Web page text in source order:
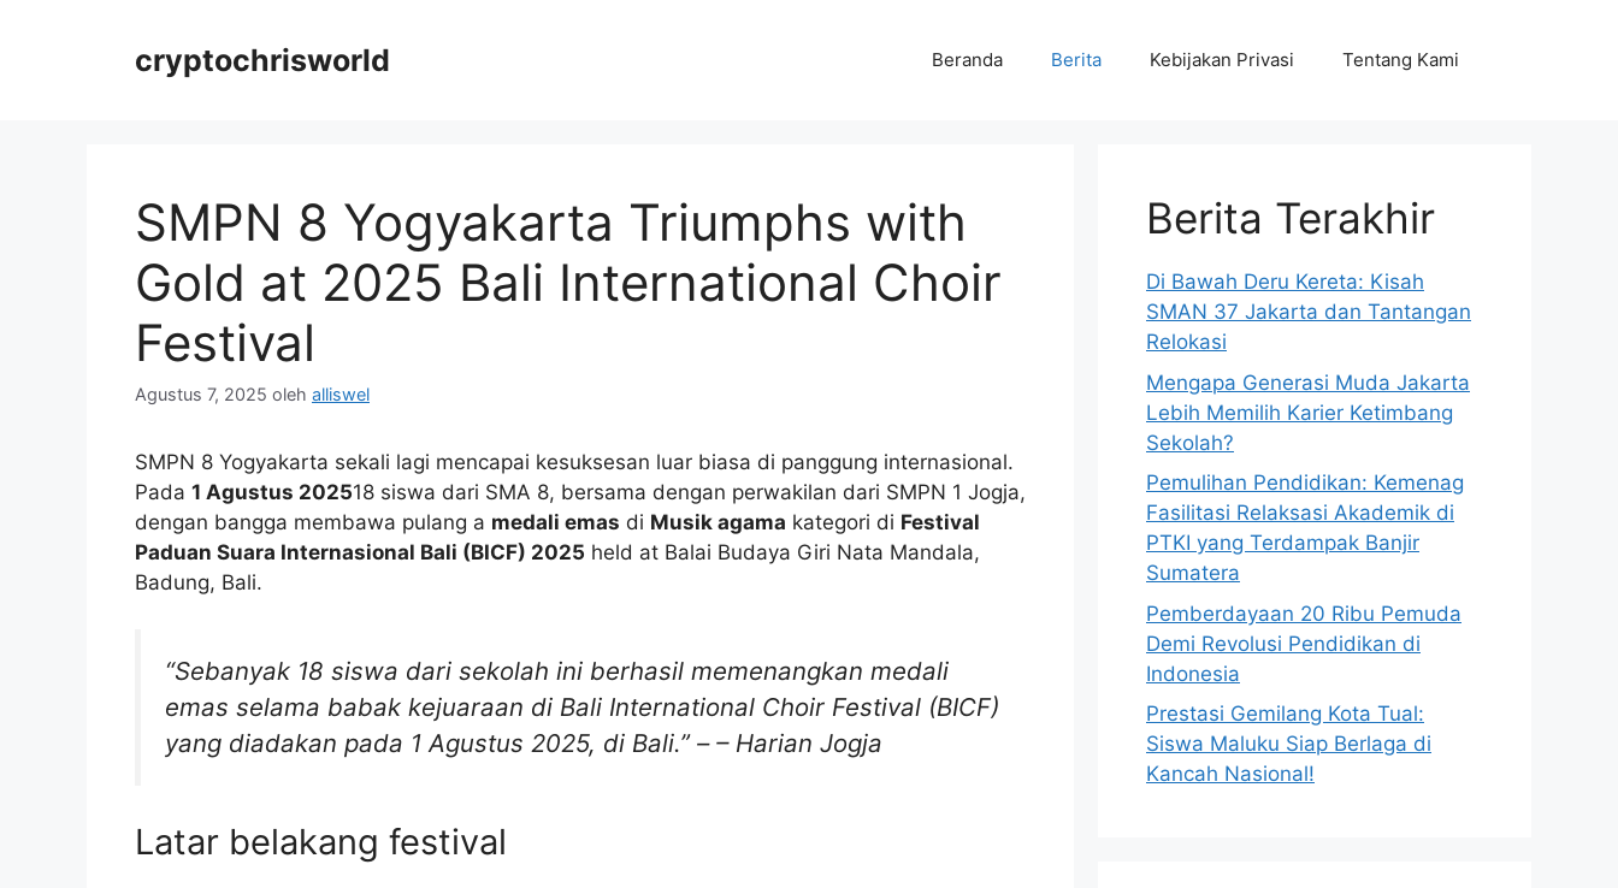
cryptochrisworld Beranda Berita Kebijakan Privasi Tentang Kami
SMPN 8 Yogyakarta Triumphs with
Gold at 2025 Bali International Choir
Festival
Agustus 7, 2025 oleh alliswel
SMPN 8 Yogyakarta sekali lagi mencapai kesuksesan luar biasa di panggung internasional.
Pada 1 Agustus 202518 siswa dari SMA 8, bersama dengan perwakilan dari SMPN 1 Jogja,
dengan bangga membawa pulang a medali emas di Musik agama kategori di Festival
Paduan Suara Internasional Bali (BICF) 2025 held at Balai Budaya Giri Nata Mandala,
Badung, Bali.
“Sebanyak 18 siswa dari sekolah ini berhasil memenangkan medali
emas selama babak kejuaraan di Bali International Choir Festival (BICF)
yang diadakan pada 1 Agustus 2025, di Bali.” – – Harian Jogja
Latar belakang festival
Berita Terakhir
Di Bawah Deru Kereta: Kisah
SMAN 37 Jakarta dan Tantangan
Relokasi
Mengapa Generasi Muda Jakarta
Lebih Memilih Karier Ketimbang
Sekolah?
Pemulihan Pendidikan: Kemenag
Fasilitasi Relaksasi Akademik di
PTKI yang Terdampak Banjir
Sumatera
Pemberdayaan 20 Ribu Pemuda
Demi Revolusi Pendidikan di
Indonesia
Prestasi Gemilang Kota Tual:
Siswa Maluku Siap Berlaga di
Kancah Nasional!